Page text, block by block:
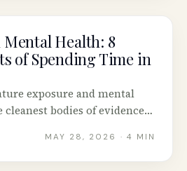
Health: 8
of Spending Time in
exposure and mental
bodies of evidence
and how to put them to work
MAY 28, 2026 · 4 MIN